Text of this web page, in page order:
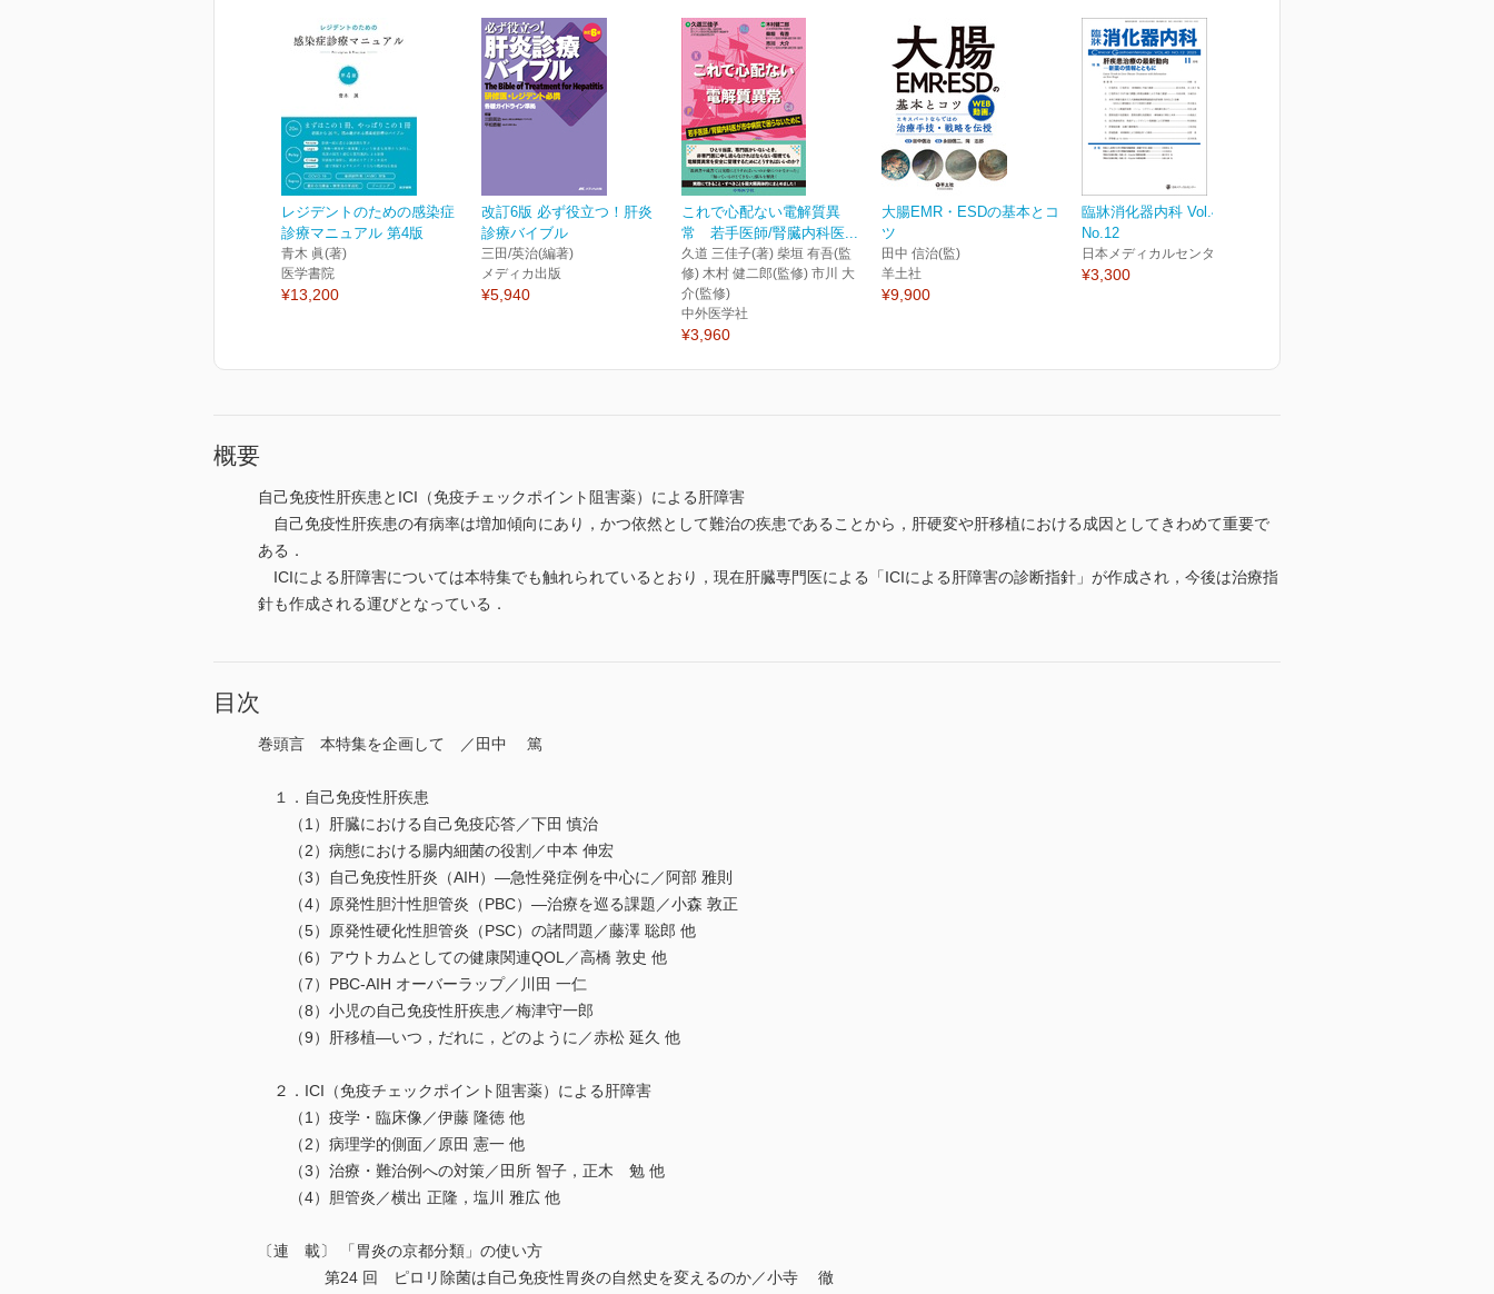
レジデントのための感染症
診療マニュアル 第4版
青木 眞(著)
医学書院
¥13,200
改訂6版 必ず役立つ！肝炎
診療バイブル
三田/英治(編著)
メディカ出版
¥5,940
これで心配ない電解質異
常 若手医師/腎臓内科医...
久道 三佳子(著) 柴垣 有吾(監
修) 木村 健二郎(監修) 市川 大
介(監修)
中外医学社
¥3,960
大腸EMR・ESDの基本とコ
ツ
田中 信治(監)
羊土社
¥9,900
臨牀消化器内科 Vol.40
No.12
日本メディカルセンター
¥3,300
概要
自己免疫性肝疾患とICI（免疫チェックポイント阻害薬）による肝障害
自己免疫性肝疾患の有病率は増加傾向にあり，かつ依然として難治の疾患であることから，肝硬変や肝移植における成因としてきわめて重要で
ある．
ICIによる肝障害については本特集でも触れられているとおり，現在肝臓専門医による「ICIによる肝障害の診断指針」が作成され，今後は治療指
針も作成される運びとなっている．
目次
巻頭言 本特集を企画して ／田中 篤
１．自己免疫性肝疾患
（1）肝臓における自己免疫応答／下田 慎治
（2）病態における腸内細菌の役割／中本 伸宏
（3）自己免疫性肝炎（AIH）―急性発症例を中心に／阿部 雅則
（4）原発性胆汁性胆管炎（PBC）―治療を巡る課題／小森 敦正
（5）原発性硬化性胆管炎（PSC）の諸問題／藤澤 聡郎 他
（6）アウトカムとしての健康関連QOL／高橋 敦史 他
（7）PBC-AIH オーバーラップ／川田 一仁
（8）小児の自己免疫性肝疾患／梅津守一郎
（9）肝移植―いつ，だれに，どのように／赤松 延久 他
２．ICI（免疫チェックポイント阻害薬）による肝障害
（1）疫学・臨床像／伊藤 隆徳 他
（2）病理学的側面／原田 憲一 他
（3）治療・難治例への対策／田所 智子，正木 勉 他
（4）胆管炎／横出 正隆，塩川 雅広 他
〔連 載〕 「胃炎の京都分類」の使い方
第24 回 ピロリ除菌は自己免疫性胃炎の自然史を変えるのか／小寺 徹